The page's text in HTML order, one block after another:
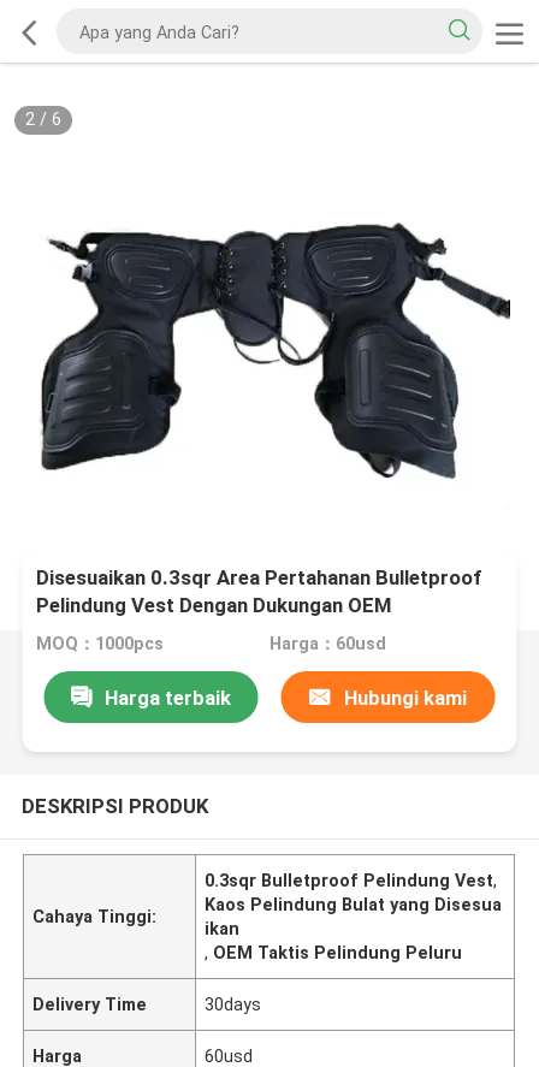
2/ 6
Disesuaikan 0.3sqr Area Pertahanan Bulletproof
Pelindung Vest Dengan Dukungan OEM
MOQ：1000pcs Harga：60usd
Harga terbaik Hubungi kami
DESKRIPSI PRODUK
Cahaya Tinggi:
0.3sqr Bulletproof Pelindung Vest,
Kaos Pelindung Bulat yang Disesua
ikan
, OEM Taktis Pelindung Peluru
Delivery Time 30days
Harga 60usd